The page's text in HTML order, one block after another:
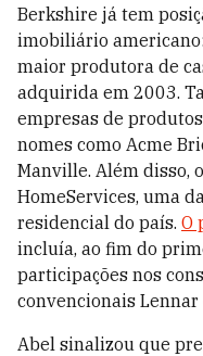
Berkshire já tem
imobiliário
maior produtora de
adquirida em 2003.
empresas de
nomes como Acme
Manville. Além disso,
HomeServices, uma
residencial do país. O
incluía, ao fim do
participações nos
convencionais Lennar
Abel sinalizou que